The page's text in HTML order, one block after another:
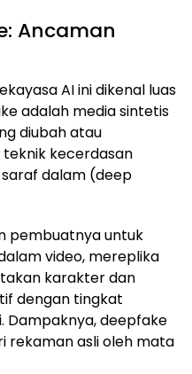
Ancaman
AI ini dikenal luas
adalah media sintetis
diubah atau
kecerdasan
dalam (deep
pembuatnya untuk
video, mereplika
karakter dan
dengan tingkat
Dampaknya, deepfake
rekaman asli oleh mata